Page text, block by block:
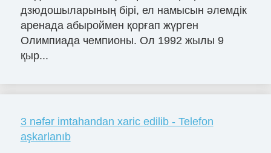
дзюдошыларының бірі, ел намысын әлемдік
аренада абыроймен қорғап жүрген
Олимпиада чемпионы. Ол 1992 жылы 9
қыр...
3 nəfər imtahandan xaric edilib - Telefon
aşkarlanıb